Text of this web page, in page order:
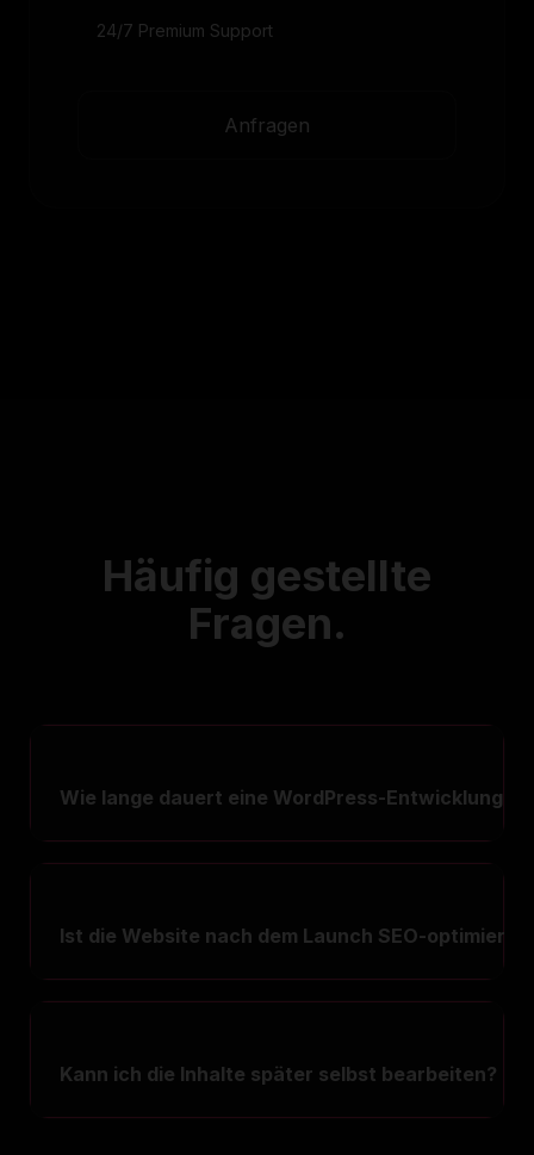
24/7 Premium Support
Anfragen
Häufig gestellte
Fragen.
Wie lange dauert eine WordPress-Entwicklung?
Ist die Website nach dem Launch SEO-optimiert?
Kann ich die Inhalte später selbst bearbeiten?